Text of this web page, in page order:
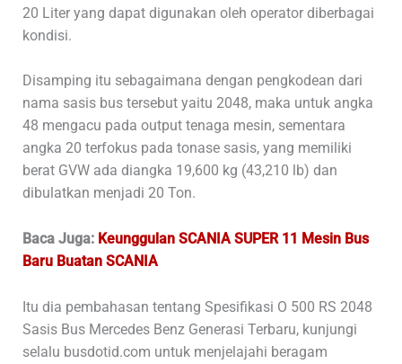
20 Liter yang dapat digunakan oleh operator diberbagai
kondisi.
Disamping itu sebagaimana dengan pengkodean dari
nama sasis bus tersebut yaitu 2048, maka untuk angka
48 mengacu pada output tenaga mesin, sementara
angka 20 terfokus pada tonase sasis, yang memiliki
berat GVW ada diangka 19,600 kg (43,210 lb) dan
dibulatkan menjadi 20 Ton.
Baca Juga: Keunggulan SCANIA SUPER 11 Mesin Bus
Baru Buatan SCANIA
Itu dia pembahasan tentang Spesifikasi O 500 RS 2048
Sasis Bus Mercedes Benz Generasi Terbaru, kunjungi
selalu busdotid.com untuk menjelajahi beragam